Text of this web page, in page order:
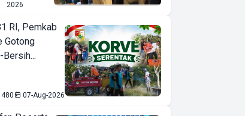
2026
RI, Pemkab
Gotong
480 07-Aug-2026